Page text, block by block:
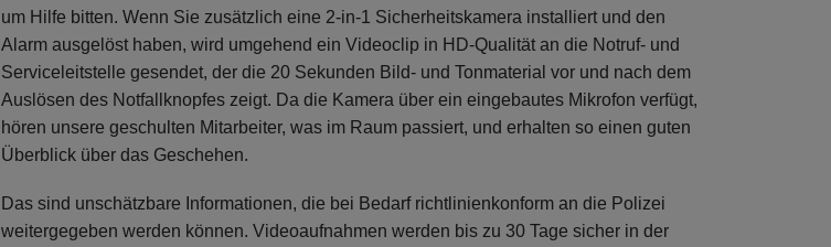
um Hilfe bitten. Wenn Sie zusätzlich eine 2-in-1 Sicherheitskamera installiert und den
Alarm ausgelöst haben, wird umgehend ein Videoclip in HD-Qualität an die Notruf- und
Serviceleitstelle gesendet, der die 20 Sekunden Bild- und Tonmaterial vor und nach dem
Auslösen des Notfallknopfes zeigt. Da die Kamera über ein eingebautes Mikrofon verfügt,
hören unsere geschulten Mitarbeiter, was im Raum passiert, und erhalten so einen guten
Überblick über das Geschehen.
Das sind unschätzbare Informationen, die bei Bedarf richtlinienkonform an die Polizei
weitergegeben werden können. Videoaufnahmen werden bis zu 30 Tage sicher in der